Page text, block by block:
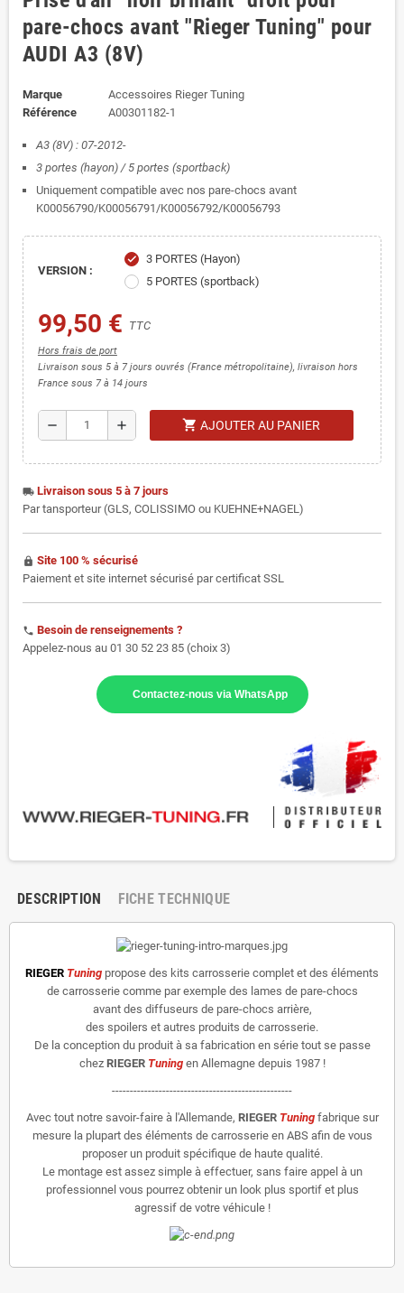
pare-chocs avant "Rieger Tuning" pour
AUDI A3 (8V)
Marque
Accessoires Rieger Tuning
Référence
A00301182-1
A3 (8V) : 07-2012-
3 portes (hayon) / 5 portes (sportback)
Uniquement compatible avec nos pare-chocs avant
K00056790/K00056791/K00056792/K00056793
VERSION :
check
3 PORTES (Hayon)
5 PORTES (sportback)
99,50 € TTC
Hors frais de port
Livraison sous 5 à 7 jours ouvrés (France métropolitaine), livraison hors
France sous 7 à 14 jours
remove add shopping_cart AJOUTER AU PANIER
local_shipping Livraison sous 5 à 7 jours
Par tansporteur (GLS, COLISSIMO ou KUEHNE+NAGEL)
https Site 100 % sécurisé
Paiement et site internet sécurisé par certificat SSL
phone Besoin de renseignements ?
Appelez-nous au 01 30 52 23 85 (choix 3)
Contactez-nous via WhatsApp
DESCRIPTION FICHE TECHNIQUE
RIEGER Tuning propose des kits carrosserie complet et des éléments
de carrosserie comme par exemple des lames de pare-chocs
avant des diffuseurs de pare-chocs arrière,
des spoilers et autres produits de carrosserie.
De la conception du produit à sa fabrication en série tout se passe
chez RIEGER Tuningen Allemagne depuis 1987 !
--------------------------------------------------
Avec tout notre savoir-faire à l'Allemande, RIEGER Tuning fabrique sur
mesure la plupart des éléments de carrosserie en ABS afin de vous
proposer un produit spécifique de haute qualité.
Le montage est assez simple à effectuer, sans faire appel à un
professionnel vous pourrez obtenir un look plus sportif et plus
agressif de votre véhicule !